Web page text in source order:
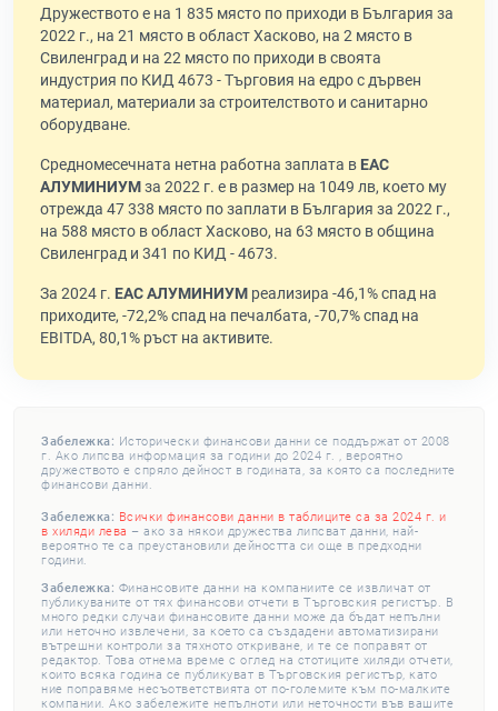
Дружеството е на 1 835 място по приходи в България за
2022 г., на 21 място в област Хасково, на 2 място в
Свиленград и на 22 място по приходи в своята
индустрия по КИД 4673 - Търговия на едро с дървен
материал, материали за строителството и санитарно
оборудване.
Средномесечната нетна работна заплата в ЕАС
АЛУМИНИУМза 2022 г. е в размер на 1049 лв, което му
отрежда 47 338 място по заплати в България за 2022 г.,
на 588 място в област Хасково, на 63 място в община
Свиленград и 341 по КИД - 4673.
За 2024 г. ЕАС АЛУМИНИУМ реализира -46,1% спад на
приходите, -72,2% спад на печалбата, -70,7% спад на
EBITDA, 80,1% ръст на активите.
Забележка: Исторически финансови данни се поддържат от 2008
г. Ако липсва информация за години до 2024 г. , вероятно
дружеството е спряло дейност в годината, за която са последните
финансови данни.
Забележка: Всички финансови данни в таблиците са за 2024 г. и
в хиляди лева – ако за някои дружества липсват данни, най-
вероятно те са преустановили дейността си още в предходни
години.
Забележка: Финансовите данни на компаниите се извличат от
публикуваните от тях финансови отчети в Търговския регистър. В
много редки случаи финансовите данни може да бъдат непълни
или неточно извлечени, за което са създадени автоматизирани
вътрешни контроли за тяхното откриване, и те се поправят от
редактор. Това отнема време с оглед на стотиците хиляди отчети,
които всяка година се публикуват в Търговския регистър, като
ние поправяме несъответствията от по-големите към по-малките
компании. Ако забележите непълноти или неточности във вашите